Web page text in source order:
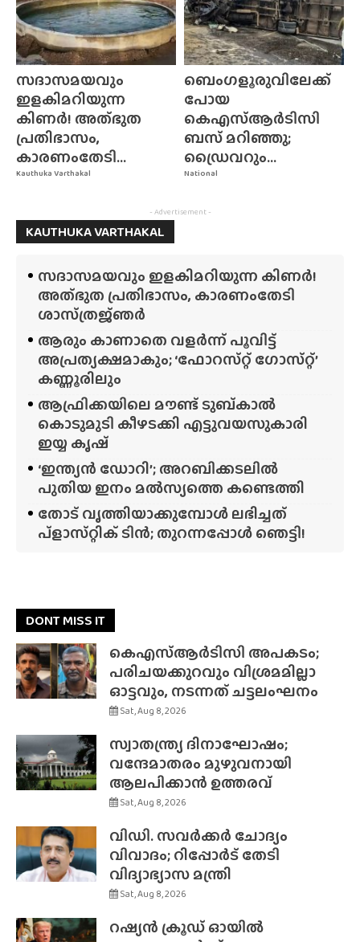
Kauthuka Varthakal
സദാസമയവും
ഇളകിമറിയുന്ന
കിണർ! അത്‌ഭുത
പ്രതിഭാസം,
കാരണംതേടി...
National
ബെംഗളൂരുവിലേക്ക്
പോയ
കെഎസ്ആർടിസി
ബസ് മറിഞ്ഞു;
ഡ്രൈവറും...
- Advertisement -
KAUTHUKA VARTHAKAL
സദാസമയവും ഇളകിമറിയുന്ന കിണർ!
അത്‌ഭുത പ്രതിഭാസം, കാരണംതേടി
ശാസ്‌ത്രജ്‌ഞർ
ആരും കാണാതെ വളർന്ന് പൂവിട്ട്
അപ്രത്യക്ഷമാകും; ‘ഫോറസ്‌റ്റ്‌ ഗോസ്‌റ്റ്’
കണ്ണൂരിലും
ആഫ്രിക്കയിലെ മൗണ്ട് ടുബ്‌കാൽ
കൊടുമുടി കീഴടക്കി എട്ടുവയസുകാരി
ഇയ്യ കൃഷ്
‘ഇന്ത്യൻ ഡോറി’; അറബിക്കടലിൽ
പുതിയ ഇനം മൽസ്യത്തെ കണ്ടെത്തി
തോട് വൃത്തിയാക്കുമ്പോൾ ലഭിച്ചത്
പ്‌ളാസ്‌റ്റിക് ടിൻ; തുറന്നപ്പോൾ ഞെട്ടി!
DONT MISS IT
കെഎസ്ആർടിസി അപകടം;
പരിചയക്കുറവും വിശ്രമമില്ലാ
ഓട്ടവും, നടന്നത് ചട്ടലംഘനം
Sat, Aug 8, 2026
സ്വാതന്ത്ര്യ ദിനാഘോഷം;
വന്ദേമാതരം മുഴുവനായി
ആലപിക്കാൻ ഉത്തരവ്
Sat, Aug 8, 2026
വിഡി. സവർക്കർ ചോദ്യം
വിവാദം; റിപ്പോർട് തേടി
വിദ്യാഭ്യാസ മന്ത്രി
Sat, Aug 8, 2026
റഷ്യൻ ക്രൂഡ് ഓയിൽ